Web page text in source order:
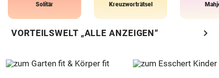
Solitär Kreuzworträtsel
VORTEILSWELT „ALLE ANZEIGEN“ chevron_right